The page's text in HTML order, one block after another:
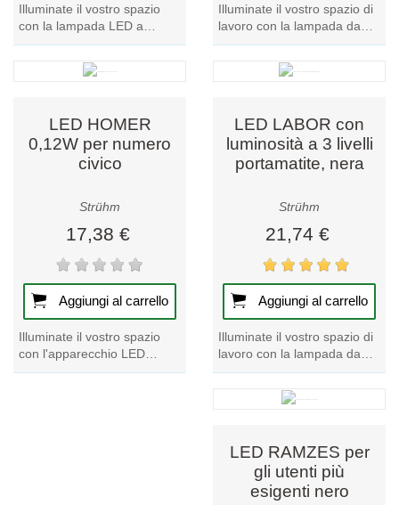
Illuminate il vostro spazio
con la lampada LED a
candela classica VELA E14
8W WW. Godetevi
un'illuminazione calda ed...
Illuminate il vostro spazio di
lavoro con la lampada da
tavolo a LED DORI in un
giocoso colore arancione,
un'aggiunta...
LED HOMER
0,12W per numero
civico
Strühm
17,38 €
Aggiungi al carrello
Illuminate il vostro spazio
con l'apparecchio LED
solare HOMER da 0,12 W.
LED LABOR con
luminosità a 3 livelli
portamatite, nera
Strühm
21,74 €
Aggiungi al carrello
Illuminate il vostro spazio di
lavoro con la lampada da
tavolo LABOR LED, dotata
di luminosità a 3 livelli e di
LED RAMZES per
gli utenti più
esigenti nero